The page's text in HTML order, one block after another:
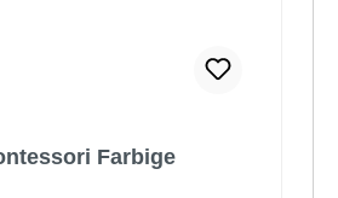
Farbige